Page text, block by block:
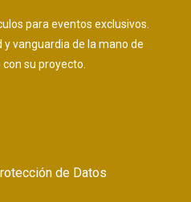
para eventos exclusivos.
vanguardia de la mano de
su proyecto.
de Datos